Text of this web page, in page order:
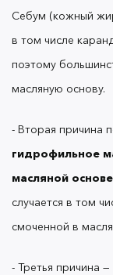
Beauty
течение дня.
учитывалась
шелушения,
продуктам.
Себум (кожный
в том числе
поэтому
масляную основу.
- Вторая причина
гидрофильное
масляной основе
случается в том
смоченной в
- Третья причина —